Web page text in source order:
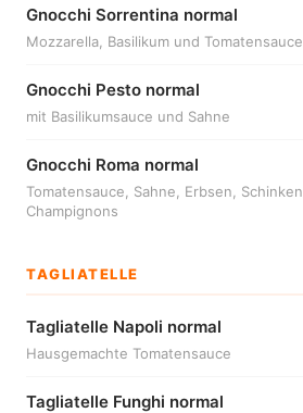
Gnocchi Sorrentina normal
Mozzarella, Basilikum und Tomatensauce
Gnocchi Pesto normal
mit Basilikumsauce und Sahne
Gnocchi Roma normal
Tomatensauce, Sahne, Erbsen, Schinken,
Champignons
TAGLIATELLE
Tagliatelle Napoli normal
Hausgemachte Tomatensauce
Tagliatelle Funghi normal